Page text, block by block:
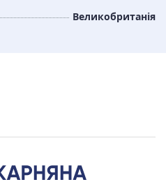
Великобританія